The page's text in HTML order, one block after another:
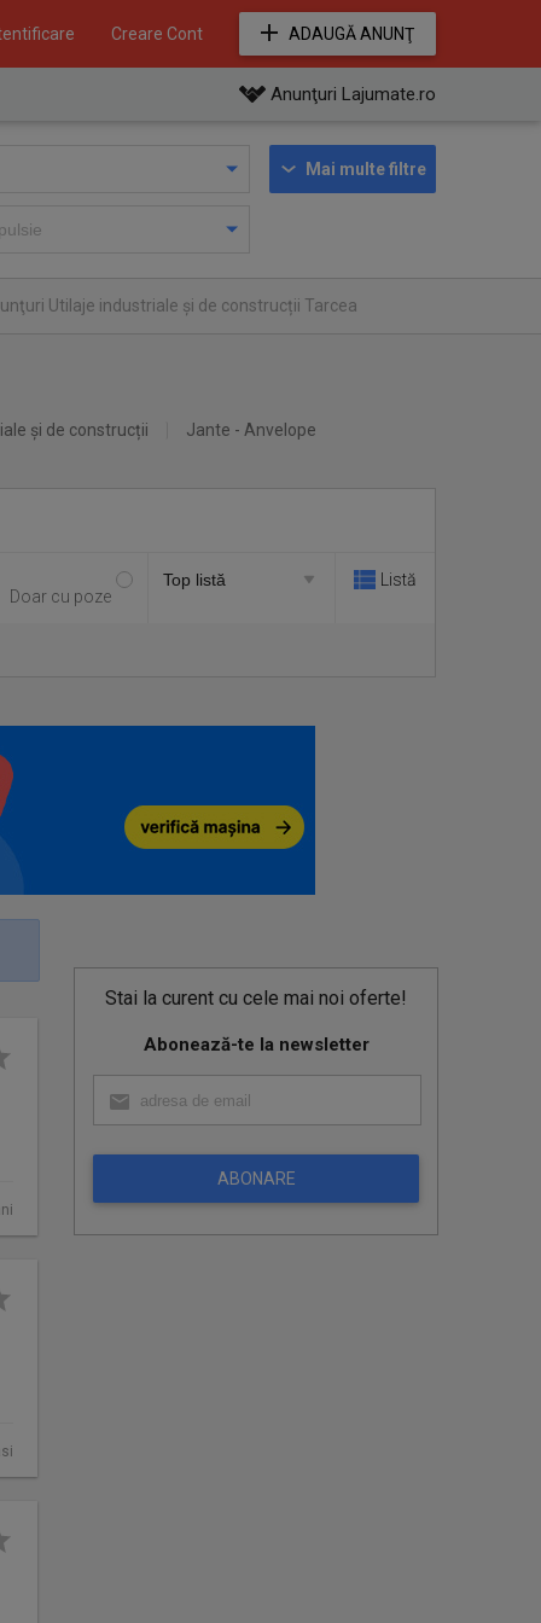
Creare Cont ADAUGĂ ANUNŢ
Anunţuri Lajumate.ro
Mai multe filtre
Utilaje industriale și de construcții Tarcea
și de construcții Jante - Anvelope
Doar cu poze
Listă
Stai la curent cu cele mai noi oferte!
Abonează-te la newsletter
ABONARE